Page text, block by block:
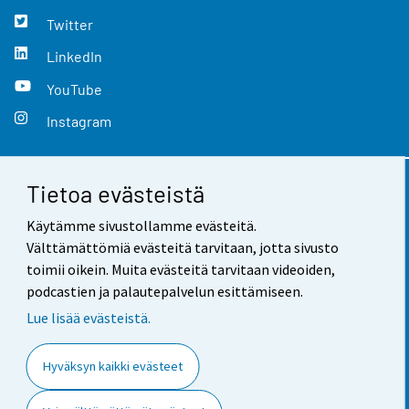
Tietoa evästeistä
Käytämme sivustollamme evästeitä.
Välttämättömiä evästeitä tarvitaan, jotta sivusto
toimii oikein. Muita evästeitä tarvitaan videoiden,
podcastien ja palautepalvelun esittämiseen.
Lue lisää evästeistä.
Hyväksyn kaikki evästeet
Twitter
LinkedIn
YouTube
Instagram
Yhteystiedot
Palaute
Käyttöehdot
Saavutettavuus
Tietoa sivustosta